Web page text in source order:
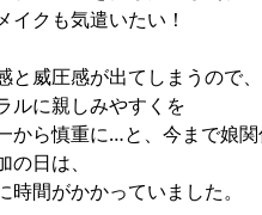
イクも気遣いたい！
と威圧感が出てしまうので
ルに親しみやすくを
から慎重に…と、今まで娘
日は、
時間がかかっていました。